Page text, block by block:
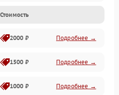
Стоимость
2000 ₽ Подробнее →
1500 ₽ Подробнее →
1000 ₽ Подробнее →